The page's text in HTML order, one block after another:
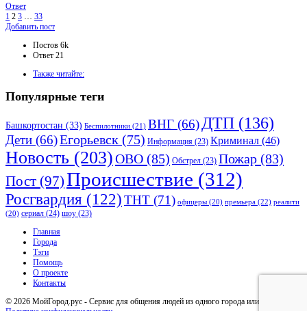
Ответ
1 2 3 … 33
Боковая
Добавить пост
Статистика
Постов 6k
Ответ 21
Также читайте:
Популярные теги
Башкортостан (33) Беспилотники (21) ВНГ (66) ДТП (136)
Дети (66)Егорьевск (75) Информация (23) Криминал (46)
Новость (203)ОВО (85) Обстрел (23) Пожар (83)
Пост (97)Происшествие (312)
Росгвардия (122)ТНТ (71) офицеры (20) премьера (22) реалити
(20) сериал (24) шоу (23)
Исследовать
Главная
Города
Тэги
Помощь
О проекте
Контакты
© 2026 МойГород.рус - Cервис для общения людей из одного города или района